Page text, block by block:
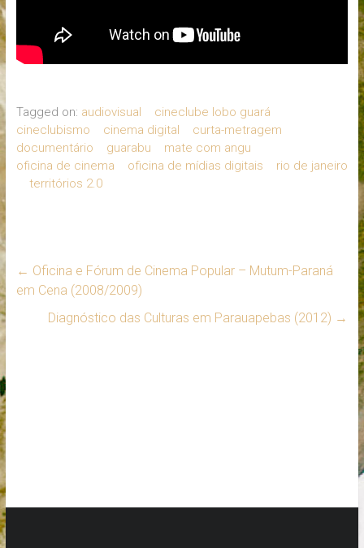
Tagged on: audiovisual
cineclube lobo guará
cineclubismo
cinema digital
curta-metragem
documentário
guarabu
mate com angu
oficina de cinema
oficina de mídias digitais
rio de janeiro
territórios 2.0
← Oficina e Fórum de Cinema Popular – Mutum-Paraná
em Cena (2008/2009)
Diagnóstico das Culturas em Parauapebas (2012) →